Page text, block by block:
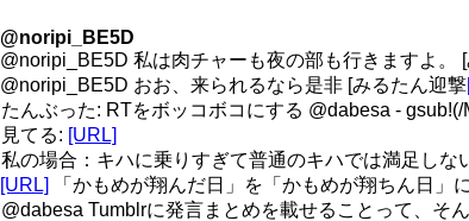
@noripi_BE5D
@noripi_BE5D 私は肉チャーも夜の部も行きますよ。
@noripi_BE5D おお、来られるなら是非 [みるたん迎撃
たんぶった: RTをボッコボコにする @dabesa - gsub!(/
見てる: [URL]
私の場合：キハに乗りすぎて普通のキハでは満足し
[URL] 「かもめが翔んだ日」を「かもめが翔ちん日」
@dabesa Tumblrに発言まとめを載せることって、そ